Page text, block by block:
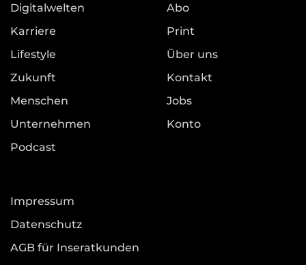
Digitalwelten
Karriere
Lifestyle
Zukunft
Menschen
Unternehmen
Podcast
Abo
Print
Über uns
Kontakt
Jobs
Konto
Impressum
Datenschutz
AGB für Inseratkunden